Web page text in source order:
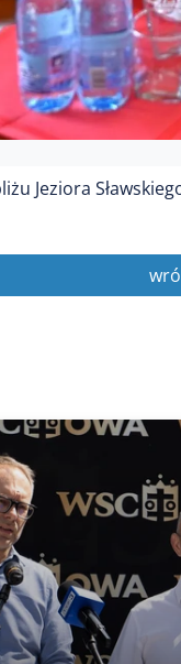
Jeziora